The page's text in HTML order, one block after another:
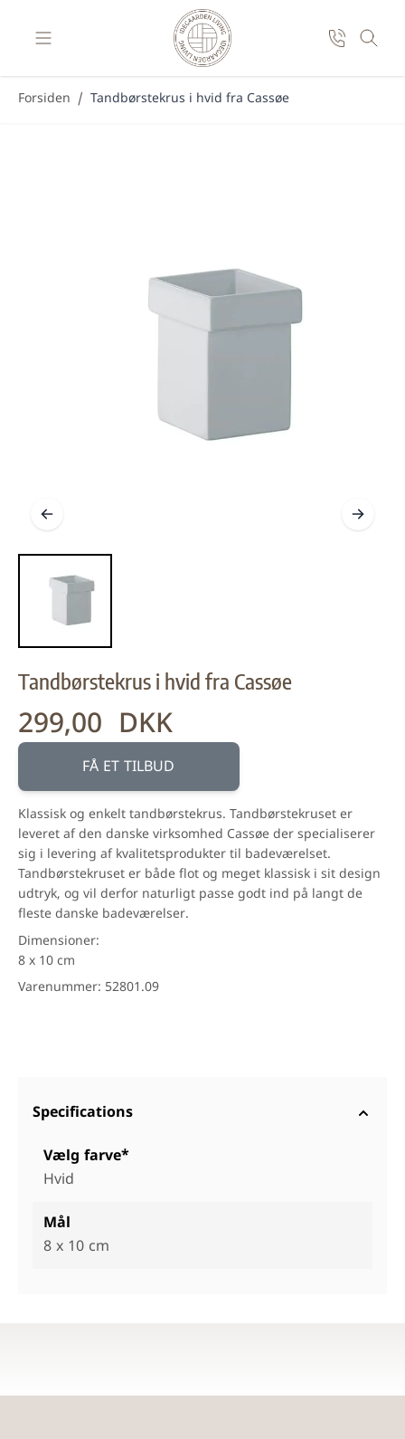
Forsiden / Tandbørstekrus i hvid fra Cassøe
Tandbørstekrus i hvid fra Cassøe
299,00 DKK
FÅ ET TILBUD
Klassisk og enkelt tandbørstekrus. Tandbørstekruset er
leveret af den danske virksomhed Cassøe der specialiserer
sig i levering af kvalitetsprodukter til badeværelset.
Tandbørstekruset er både flot og meget klassisk i sit design
udtryk, og vil derfor naturligt passe godt ind på langt de
fleste danske badeværelser.
Dimensioner:
8 x 10 cm
Varenummer: 52801.09
Specifications
Vælg farve*
Hvid
Mål
8 x 10 cm